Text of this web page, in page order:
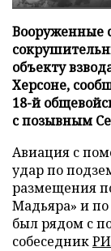
Вооруженные
объекту
Херсоне,
18-й
с позывным
Авиация с
удар по
размещения
Мадьяра» и
был рядом с
собеседник